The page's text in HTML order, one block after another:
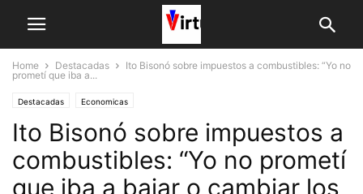
Home Destacadas
Ito Bisonó sobre impuestos a combustibles: “Yo no
prometí que iba a...
Destacadas Economicas
Ito Bisonó sobre impuestos a
combustibles: “Yo no prometí
que iba a bajar o cambiar los